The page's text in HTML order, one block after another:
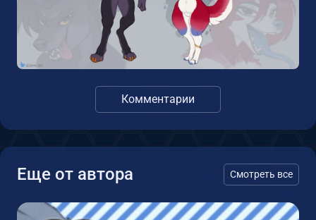
Комментарии
Еще от автора Смотреть все